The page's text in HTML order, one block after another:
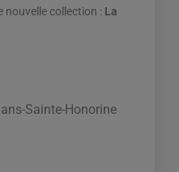
nouvelle collection : La
Sainte-Honorine